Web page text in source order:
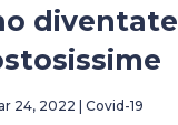
diventate
24, 2022 |Covid-19